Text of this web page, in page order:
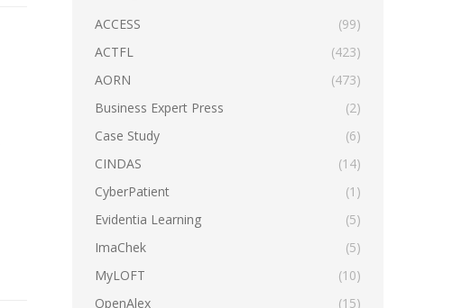
ACCESS
(99)
ACTFL
(423)
AORN
(473)
Business Expert Press
(2)
Case Study
(6)
CINDAS
(14)
CyberPatient
(1)
Evidentia Learning
(5)
ImaChek
(5)
MyLOFT
(10)
OpenAlex
(15)